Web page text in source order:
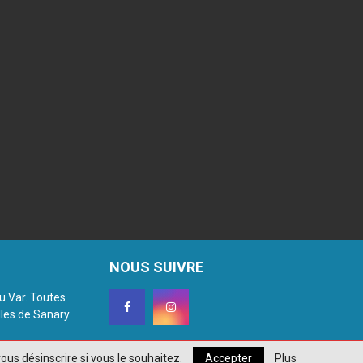
Var. Toutes
de Sanary
NOUS SUIVRE
désinscrire si vous le souhaitez. Accepter Plus